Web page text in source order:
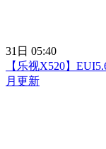
31日 05:40
【乐视X520】
月更新